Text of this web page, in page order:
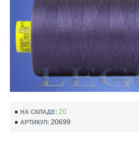
НА СКЛАДЕ: 20
АРТИКУЛ: 20699